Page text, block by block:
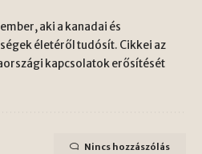
aki a kanadai és
életéről tudósít. Cikkei az
kapcsolatok erősítését
Nincs hozzászólás